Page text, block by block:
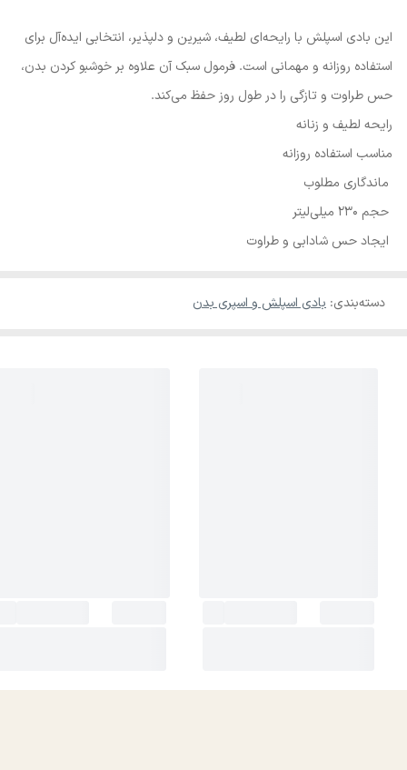
این بادی اسپلش با رایحه‌ای لطیف، شیرین و دلپذیر، انتخابی ایده‌آل برای
استفاده روزانه و مهمانی است. فرمول سبک آن علاوه بر خوشبو کردن بدن،
حس طراوت و تازگی را در طول روز حفظ می‌کند.
رایحه لطیف و زنانه
مناسب استفاده روزانه
ماندگاری مطلوب
حجم 230 میلی‌لیتر
ایجاد حس شادابی و طراوت
دسته‌بندی: بادی اسپلش و اسپری بدن